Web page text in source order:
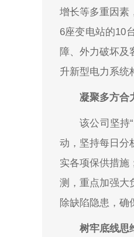
增长等多重因素
6座变电站的10
障、外力破坏及
升新型电力系统
凝聚多方合
该公司坚持
动，坚持每日分
实各项保供措施
测，重点加强大
除缺陷隐患，确
树牢底线思